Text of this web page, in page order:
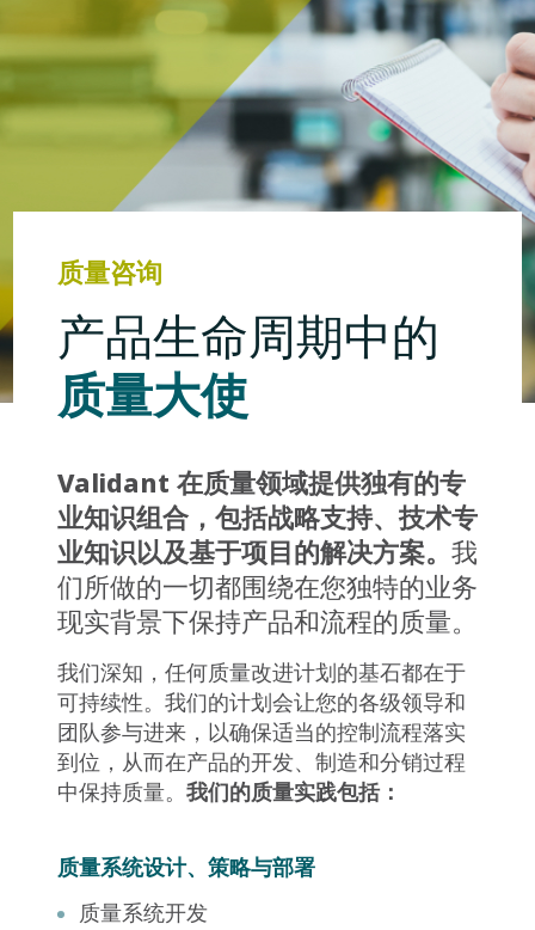
质量咨询
产品生命周期中的
质量大使
Validant 在质量领域提供独有的专
业知识组合，包括战略支持、技术专
业知识以及基于项目的解决方案。 我
们所做的一切都围绕在您独特的业务
现实背景下保持产品和流程的质量。
我们深知，任何质量改进计划的基石都在于
可持续性。我们的计划会让您的各级领导和
团队参与进来，以确保适当的控制流程落实
到位，从而在产品的开发、制造和分销过程
中保持质量。 我们的质量实践包括：
质量系统设计、策略与部署
质量系统开发